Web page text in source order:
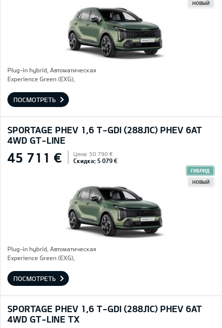
НОВЫЙ
Plug-in hybrid, Автоматическая
Experience Green (EXG),
ПОСМОТРЕТЬ
SPORTAGE PHEV 1,6 T-GDI (288ЛС) PHEV 6AT
4WD GT-LINE
45 711 € Цена: 50 790 €
Скидка: 5 079 €
ГИБРИД
НОВЫЙ
Plug-in hybrid, Автоматическая
Experience Green (EXG),
ПОСМОТРЕТЬ
SPORTAGE PHEV 1,6 T-GDI (288ЛС) PHEV 6AT
4WD GT-LINE TX